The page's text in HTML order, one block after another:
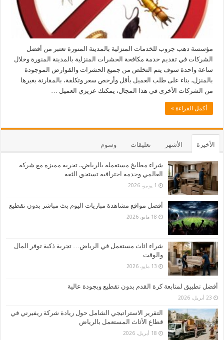
مؤسسة دهب جروب للخدمات المنزلية بالمدينة المنورة تعتبر من أفضل
الشركات في تقديم خدمة مكافحة الحشرات المنزلية بالمدينة المنورة وخلال
ساعة واحدة سوف يتم التخلص من جميع الحشرات والقوارض الموجودة
بالمنزل، بناء على طلب العميل بأقل وأرخص سعر وتكلفة، بالمقارنة بغيرها
من الشركات الأخرى في هذا المجال، يمكنك عزيزي العميل …
أكمل القراءة »
الأخيرة الأشهر تعليقات وسوم
شراء مطابخ مستعملة بالرياض.. تجربة مميزة مع شركة
العالمي وخدمة احترافية تستحق الثقة
1 يونيو، 2026
أفضل مواقع مشاهدة مباريات اليوم بث مباشر بدون تقطيع
18 مايو، 2026
شراء اثاث مستعمل في الرياض… تجربة ذكية توفر المال
والوقت
13 مايو، 2026
أفضل تطبيق لمتابعة كرة القدم بدون تقطيع وبجودة عالية
23 أبريل، 2026
التقرير الاستراتيجي الشامل حول ريادة شركة ريفيرني في
قطاع الأثاث المستعمل بالرياض
18 أبريل، 2026